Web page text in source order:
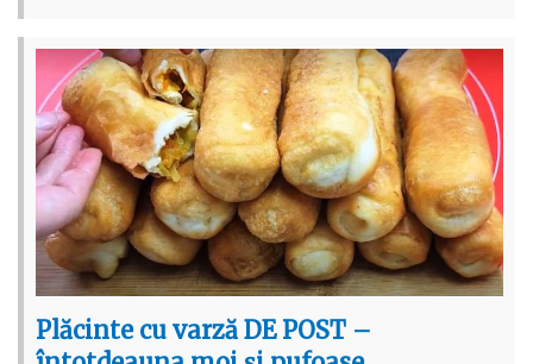
Plăcinte cu varză DE POST –